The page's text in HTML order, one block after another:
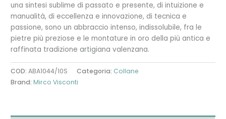
una sintesi sublime di passato e presente, di intuizione e
manualità, di eccellenza e innovazione, di tecnica e
passione, sono un abbraccio intenso, indissolubile, fra le
pietre più preziose e le montature in oro della più antica e
raffinata tradizione artigiana valenzana.
COD:ABA1044/10S Categoria: Collane
Brand:Mirco Visconti